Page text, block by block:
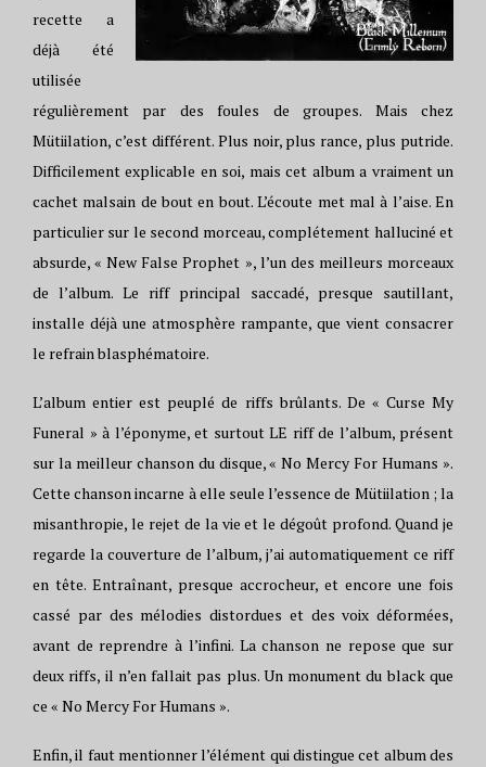
recette a
déjà été
utilisée
régulièrement par des foules de groupes. Mais chez
Mütiilation, c’est différent. Plus noir, plus rance, plus putride.
Difficilement explicable en soi, mais cet album a vraiment un
cachet malsain de bout en bout. L’écoute met mal à l’aise. En
particulier sur le second morceau, complétement halluciné et
absurde, « New False Prophet », l’un des meilleurs morceaux
de l’album. Le riff principal saccadé, presque sautillant,
installe déjà une atmosphère rampante, que vient consacrer
le refrain blasphématoire.
L’album entier est peuplé de riffs brûlants. De « Curse My
Funeral » à l’éponyme, et surtout LE riff de l’album, présent
sur la meilleur chanson du disque, « No Mercy For Humans ».
Cette chanson incarne à elle seule l’essence de Mütiilation ; la
misanthropie, le rejet de la vie et le dégoût profond. Quand je
regarde la couverture de l’album, j’ai automatiquement ce riff
en tête. Entraînant, presque accrocheur, et encore une fois
cassé par des mélodies distordues et des voix déformées,
avant de reprendre à l’infini. La chanson ne repose que sur
deux riffs, il n’en fallait pas plus. Un monument du black que
ce « No Mercy For Humans ».
Enfin, il faut mentionner l’élément qui distingue cet album des